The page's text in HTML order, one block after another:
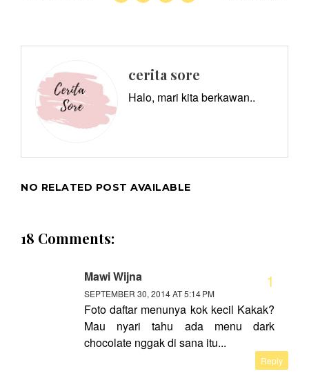
cerita sore
Halo, mari kita berkawan..
NO RELATED POST AVAILABLE
18 Comments:
Mawi Wijna
SEPTEMBER 30, 2014 AT 5:14 PM
Foto daftar menunya kok kecil Kakak?
Mau nyari tahu ada menu dark
chocolate nggak di sana itu...
Reply